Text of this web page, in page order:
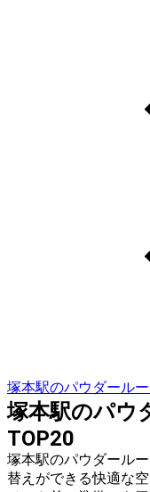
塚本駅のパウダール
塚本駅のパウ
TOP20
塚本駅のパウダール
替えができる快適な